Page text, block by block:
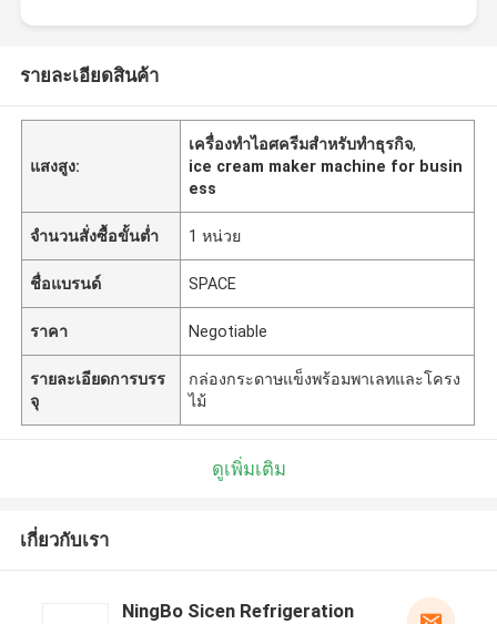
รายละเอียดสินค้า
แสงสูง:
เครื่องทำไอศครีมสำหรับทำธุรกิจ,
ice cream maker machine for busin
ess
จำนวนสั่งซื้อขั้นต่ำ 1 หน่วย
ชื่อแบรนด์ SPACE
ราคา Negotiable
รายละเอียดการบรร
จุ
กล่องกระดาษแข็งพร้อมพาเลทและโครง
ไม้
ดูเพิ่มเติม
เกี่ยวกับเรา
NingBo Sicen Refrigeration